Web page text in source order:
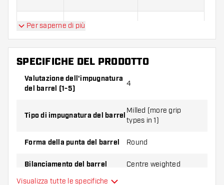
20 G.
Bull's Smoke Silver Ash 90% Freccette Soft contiene:
barrel, 3 alette e 3 astine.
Per saperne di più
SPECIFICHE DEL PRODOTTO
Valutazione dell'impugnatura
del barrel (1-5)
4
Tipo di impugnatura del barrel
Milled (more grip
types in 1)
Forma della punta del barrel Round
Bilanciamento del barrel Centre weighted
Visualizza tutte le specifiche